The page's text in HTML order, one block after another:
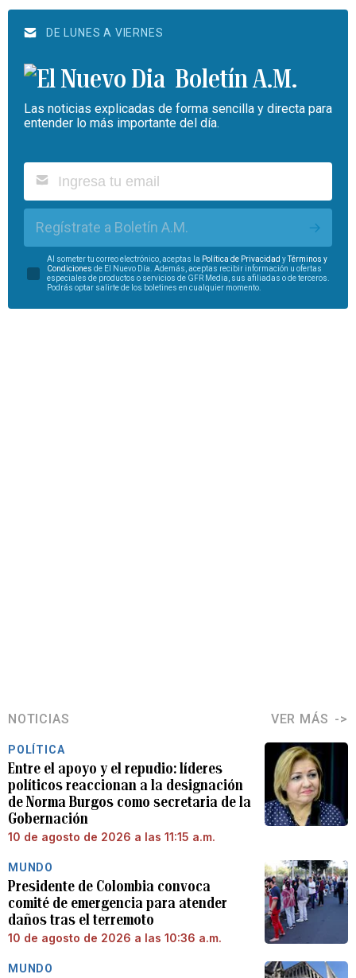
DE LUNES A VIERNES
Boletín A.M.
Las noticias explicadas de forma sencilla y directa para
entender lo más importante del día.
Regístrate a Boletín A.M.
Al someter tu correo electrónico, aceptas la Política de Privacidad yTérminos y
Condiciones de El Nuevo Día. Además, aceptas recibir información u ofertas
especiales de productos o servicios de GFR Media, sus afiliadas o de terceros.
Podrás optar salirte de los boletines en cualquier momento.
NOTICIAS VER MÁS
POLÍTICA
Entre el apoyo y el repudio: líderes
políticos reaccionan a la designación
de Norma Burgos como secretaria de la
Gobernación
10 de agosto de 2026 a las 11:15 a.m.
MUNDO
Presidente de Colombia convoca
comité de emergencia para atender
daños tras el terremoto
10 de agosto de 2026 a las 10:36 a.m.
MUNDO